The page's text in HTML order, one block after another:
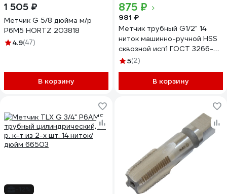
1 505 ₽
Метчик G 5/8 дюйма м/р
Р6М5 HORTZ 203818
4.9(47)
В корзину
875 ₽
981 ₽
Метчик трубный G1/2" 14
ниток машинно-ручной HSS
сквозной исп1 ГОСТ 3266-81
Beltools ri.119.285
5(2)
В корзину